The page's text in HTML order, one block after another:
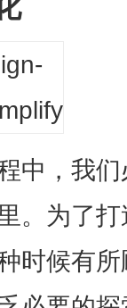
中，我
。为了
时候有